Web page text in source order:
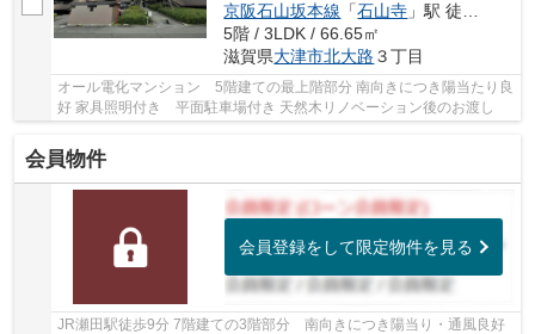
京阪石山坂本線 「石山寺 」駅 徒歩26分
5階 / 3LDK / 66.65㎡
滋賀県大津市北大路 ３丁目
オール電化マンション 5階建ての最上階部分 南向きにつき陽当たり良
好 家具照明付き 平面駐車場付き 天然木リノベーション後のお渡し
会員物件
会員登録をして限定物件を見る
JR瀬田駅徒歩9分 7階建ての3階部分 南向きにつき陽当り・通風良好